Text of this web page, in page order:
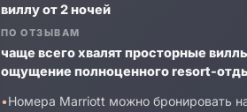
виллу от 2 ночей
ПО ОТЗЫВАМ
чаще всего хвалят просторные
ощущение полноценного resort-
Номера Marriott можно бронировать